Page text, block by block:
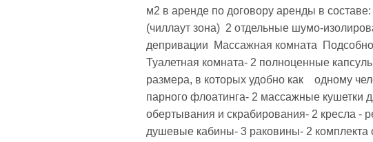
м2 в аренде по договору аренды в
(чиллаут зона)  2 отдельные шумо-
депривации  Массажная комната
Туалетная комната- 2 полноценные
размера, в которых удобно как    одному
парного флоатинга- 2 массажные кушетки
обертывания и скрабирования- 2 кресла -
душевые кабины- 3 раковины- 2 комплекта